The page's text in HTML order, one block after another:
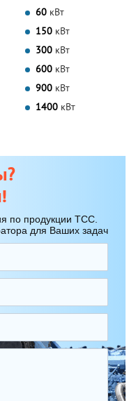
60 кВт
150 кВт
300 кВт
600 кВт
900 кВт
1400 кВт
по продукции ТСС.
для Ваших задач